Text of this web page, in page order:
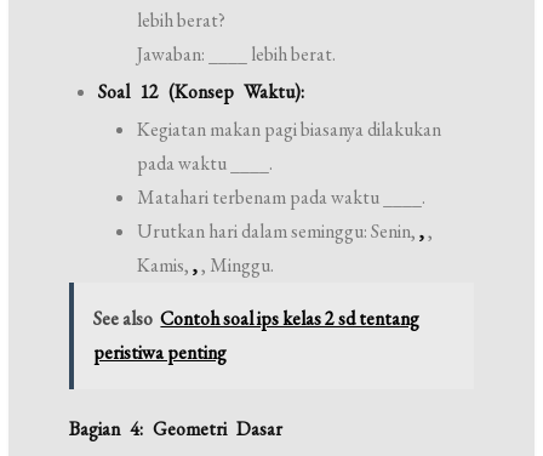
lebih berat?
Jawaban: ____ lebih berat.
Soal 12 (Konsep Waktu):
Kegiatan makan pagi biasanya dilakukan
pada waktu ____.
Matahari terbenam pada waktu ____.
Urutkan hari dalam seminggu: Senin,,,
Kamis,,, Minggu.
See also Contoh soal ips kelas 2 sd tentang
peristiwa penting
Bagian 4: Geometri Dasar